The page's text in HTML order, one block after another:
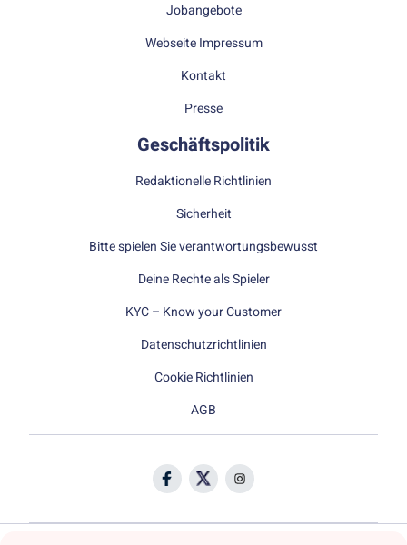
Jobangebote
Webseite Impressum
Kontakt
Presse
Geschäftspolitik
Redaktionelle Richtlinien
Sicherheit
Bitte spielen Sie verantwortungsbewusst
Deine Rechte als Spieler
KYC – Know your Customer
Datenschutzrichtlinien
Cookie Richtlinien
AGB